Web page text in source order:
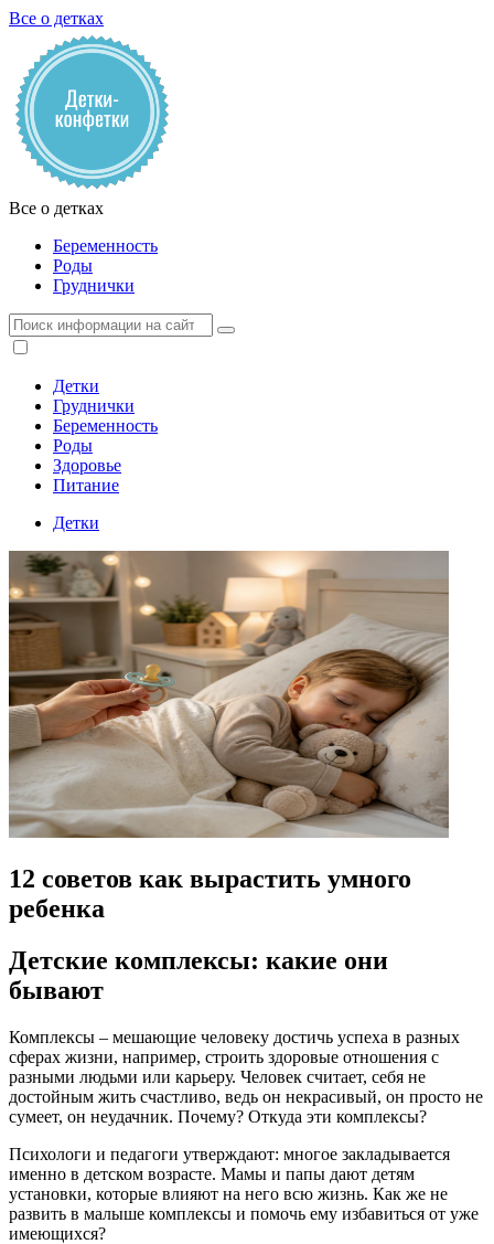
Все о детках
Все о детках
Беременность
Роды
Груднички
Детки
Груднички
Беременность
Роды
Здоровье
Питание
Детки
12 советов как вырастить умного
ребенка
Детские комплексы: какие они
бывают
Комплексы – мешающие человеку достичь успеха в разных
сферах жизни, например, строить здоровые отношения с
разными людьми или карьеру. Человек считает, себя не
достойным жить счастливо, ведь он некрасивый, он просто не
сумеет, он неудачник. Почему? Откуда эти комплексы?
Психологи и педагоги утверждают: многое закладывается
именно в детском возрасте. Мамы и папы дают детям
установки, которые влияют на него всю жизнь. Как же не
развить в малыше комплексы и помочь ему избавиться от уже
имеющихся?